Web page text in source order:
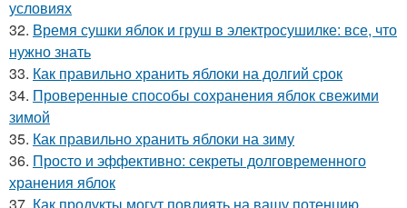
условиях
32. Время сушки яблок и груш в электросушилке: все, что
нужно знать
33. Как правильно хранить яблоки на долгий срок
34. Проверенные способы сохранения яблок свежими
зимой
35. Как правильно хранить яблоки на зиму
36. Просто и эффективно: секреты долговременного
хранения яблок